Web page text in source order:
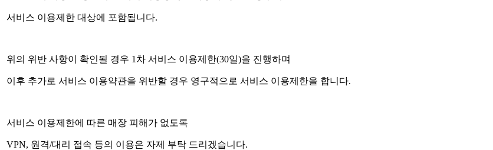
서비스 이용제한 대상에 포함됩니다.
위의 위반 사항이 확인될 경우 1 차 서비스 이용제한(30일)을 진행하며
이후 추가로 서비스 이용약관을 위반할 경우 영구적으로 서비스 이용제한을 합니다.
서비스 이용제한에 따른 매장 피해가 없도록
VPN, 원격/대리 접속 등의 이용은 자제 부탁 드리겠습니다.